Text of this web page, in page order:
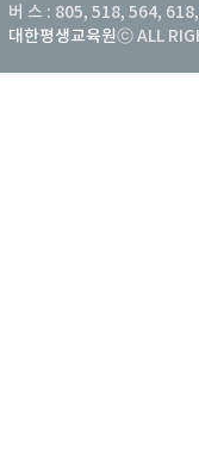
버 스 : 805, 518, 564,
대한평생교육원ⓒ ALL